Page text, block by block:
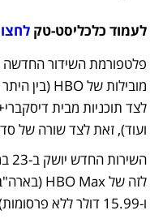
לעמוד כלכליסט-טק
ועוד), זאת לצד שורה של
ו-15.99 דולר ללא פרסומות). השירות לא יהיה זמין בישראל.